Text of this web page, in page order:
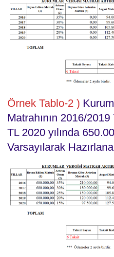
Örnek Tablo-2 )
Matrahının 2016/
TL 2020 yılında
Varsayılarak